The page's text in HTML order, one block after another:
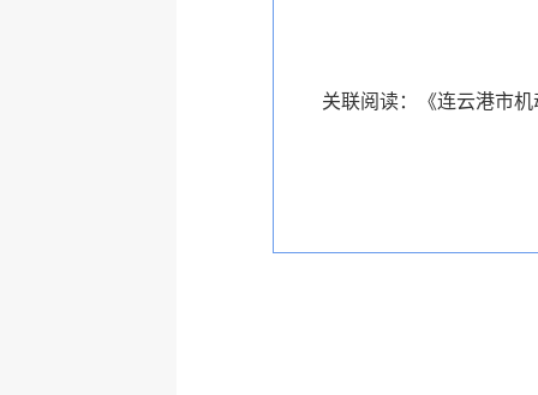
关联阅读： 《连云港市